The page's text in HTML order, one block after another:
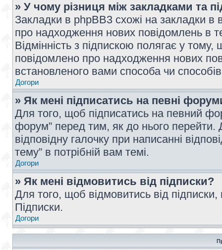
» У чому різниця між закладками та
Закладки в phpBB3 схожі на закладки
про надходження нових повідомлень в
Відмінність з підпискою полягає у
повідомлено про надходження нових
встановленого вами способа чи
Догори
» Як мені підписатись на певні
Для того, щоб підписатись на певний
форум” перед тим, як до нього перейти.
відповідну галочку при написанні
тему” в потрібній вам темі.
Догори
» Як мені відмовитись від підписки?
Для того, щоб відмовитись від
Підписки.
Догори